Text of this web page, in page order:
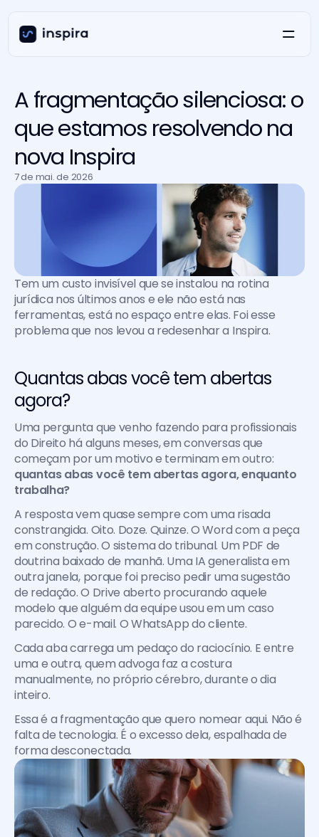
A fragmentação silenciosa: o
que estamos resolvendo na
nova Inspira
7 de mai. de 2026
Tem um custo invisível que se instalou na rotina
jurídica nos últimos anos e ele não está nas
ferramentas, está no espaço entre elas. Foi esse
problema que nos levou a redesenhar a Inspira.
Quantas abas você tem abertas
agora?
Uma pergunta que venho fazendo para profissionais
do Direito há alguns meses, em conversas que
começam por um motivo e terminam em outro:
quantas abas você tem abertas agora, enquanto
trabalha?
A resposta vem quase sempre com uma risada
constrangida. Oito. Doze. Quinze. O Word com a peça
em construção. O sistema do tribunal. Um PDF de
doutrina baixado de manhã. Uma IA generalista em
outra janela, porque foi preciso pedir uma sugestão
de redação. O Drive aberto procurando aquele
modelo que alguém da equipe usou em um caso
parecido. O e-mail. O WhatsApp do cliente.
Cada aba carrega um pedaço do raciocínio. E entre
uma e outra, quem advoga faz a costura
manualmente, no próprio cérebro, durante o dia
inteiro.
Essa é a fragmentação que quero nomear aqui. Não é
falta de tecnologia. É o excesso dela, espalhada de
forma desconectada.